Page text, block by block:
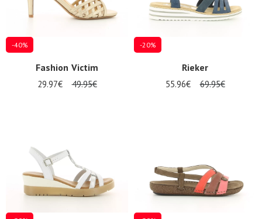
Cadeaubon
INLOGGEN
-40%
Fashion Victim
29.97€ 49.95€
-20%
Rieker
55.96€ 69.95€